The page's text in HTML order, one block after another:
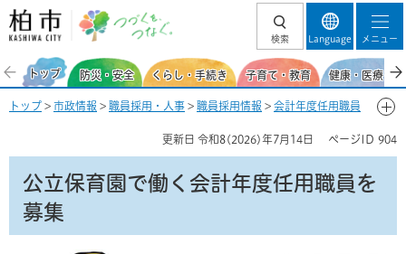
柏市 つづくを、
検索 Language メニュー
トップ 防災・安全 くらし・手続き 子育て・教育 健康・医療・
トップ > 市政情報 > 職員採用・人事 > 職員採用情報 > 会計年度任用職員
園で働く会計年度任用職員【保育士（職員）・保育補助員・看護師・栄
養士・業務員・業務員（営繕）】を募集
更新日 令和8(2026)年7月14日 ページID 904
公立保育園で働く会計年度任用職員を
募集